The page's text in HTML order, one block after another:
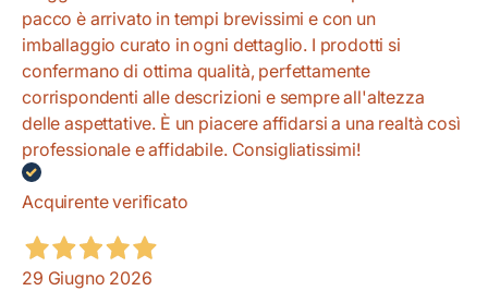
pacco è arrivato in tempi brevissimi e con un
imballaggio curato in ogni dettaglio. I prodotti si
confermano di ottima qualità, perfettamente
corrispondenti alle descrizioni e sempre all'altezza
delle aspettative. È un piacere affidarsi a una realtà così
professionale e affidabile. Consigliatissimi!
Acquirente verificato
29 Giugno 2026